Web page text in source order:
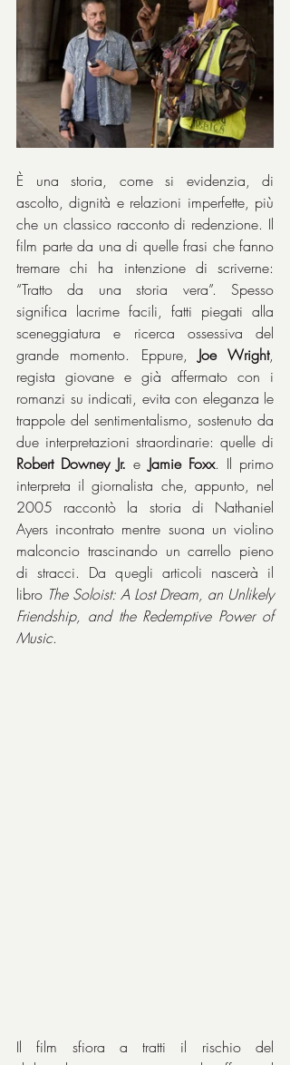
È una storia, come si evidenzia, di
ascolto, dignità e relazioni imperfette, più
che un classico racconto di redenzione. Il
film parte da una di quelle frasi che fanno
tremare chi ha intenzione di scriverne:
“Tratto da una storia vera”. Spesso
significa lacrime facili, fatti piegati alla
sceneggiatura e ricerca ossessiva del
grande momento. Eppure, Joe Wright,
regista giovane e già affermato con i
romanzi su indicati, evita con eleganza le
trappole del sentimentalismo, sostenuto da
Robert Downey Jr. e Jamie Foxx. Il primo
interpreta il giornalista che, appunto, nel
2005 raccontò la storia di Nathaniel
Ayers incontrato mentre suona un violino
malconcio trascinando un carrello pieno
di stracci. Da quegli articoli nascerà il
libro The Soloist: A Lost Dream, an Unlikely
Friendship, and the Redemptive Power of
Music.
Il film sfiora a tratti il rischio del